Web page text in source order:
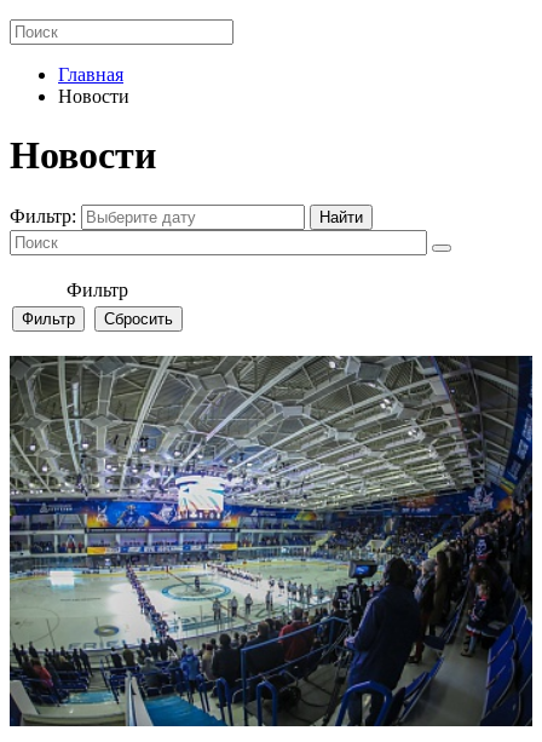
Главная
Новости
Новости
Фильтр:
Фильтр